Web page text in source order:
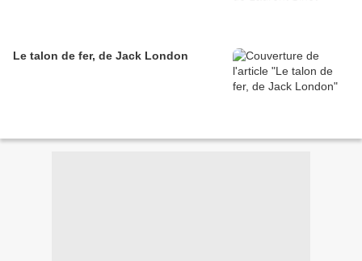
Le talon de fer, de Jack London